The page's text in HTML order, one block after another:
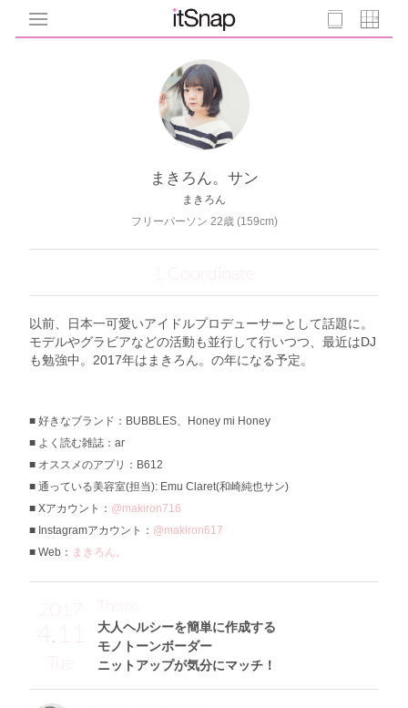
まきろん。サン
まきろん
フリーパーソン 22歳 (159cm)
1 Coordinate
以前、日本一可愛いアイドルプロデューサーとして話題に。
モデルやグラビアなどの活動も並行して行いつつ、最近はDJ
も勉強中。2017年はまきろん。の年になる予定。
好きなブランド：BUBBLES、Honey mi Honey
よく読む雑誌：ar
オススメのアプリ：B612
通っている美容室(担当): Emu Claret(和崎純也サン)
Xアカウント： @makiron716
Instagramアカウント： @makiron617
Web： まきろん。
2017
4.11
Tue
大人ヘルシーを簡単に作成する
モノトーンボーダー
ニットアップが気分にマッチ！
Theme